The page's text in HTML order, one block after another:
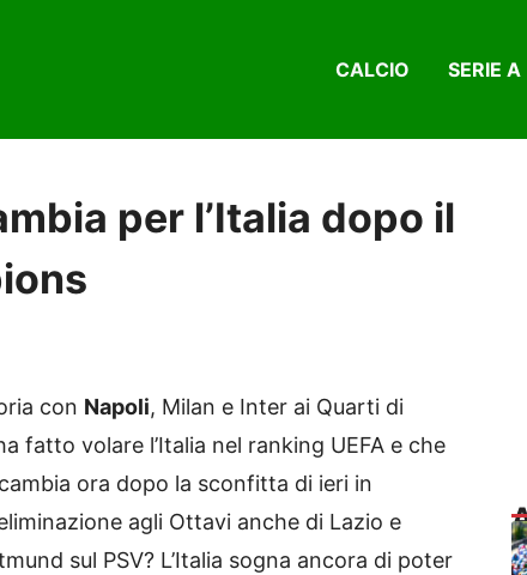
CALCIO SERIE A
per l’Italia dopo il
con Napoli, Milan e Inter ai Quarti di
fatto volare l’Italia nel ranking UEFA e che
ora dopo la sconfitta di ieri in
agli Ottavi anche di Lazio e
sul PSV? L’Italia sogna ancora di poter